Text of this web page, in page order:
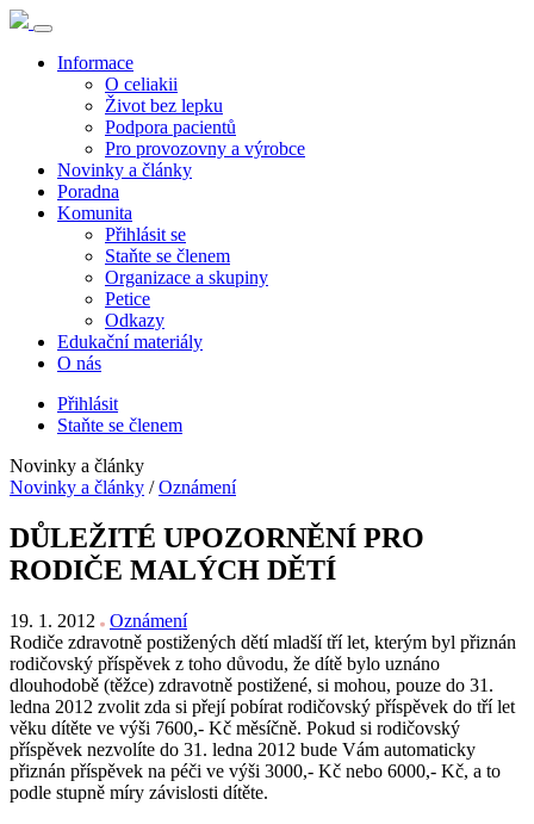
Informace
O celiakii
Život bez lepku
Podpora pacientů
Pro provozovny a výrobce
Novinky a články
Poradna
Komunita
Přihlásit se
Staňte se členem
Organizace a skupiny
Petice
Odkazy
Edukační materiály
O nás
Přihlásit
Staňte se členem
Novinky a články
Novinky a články / Oznámení
DŮLEŽITÉ UPOZORNĚNÍ PRO
RODIČE MALÝCH DĚTÍ
19. 1. 2012
Oznámení
Rodiče zdravotně postižených dětí mladší tří let, kterým byl přiznán
rodičovský příspěvek z toho důvodu, že dítě bylo uznáno
dlouhodobě (těžce) zdravotně postižené, si mohou, pouze do 31.
ledna 2012 zvolit zda si přejí pobírat rodičovský příspěvek do tří let
věku dítěte ve výši 7600,- Kč měsíčně. Pokud si rodičovský
příspěvek nezvolíte do 31. ledna 2012 bude Vám automaticky
přiznán příspěvek na péči ve výši 3000,- Kč nebo 6000,- Kč, a to
podle stupně míry závislosti dítěte.